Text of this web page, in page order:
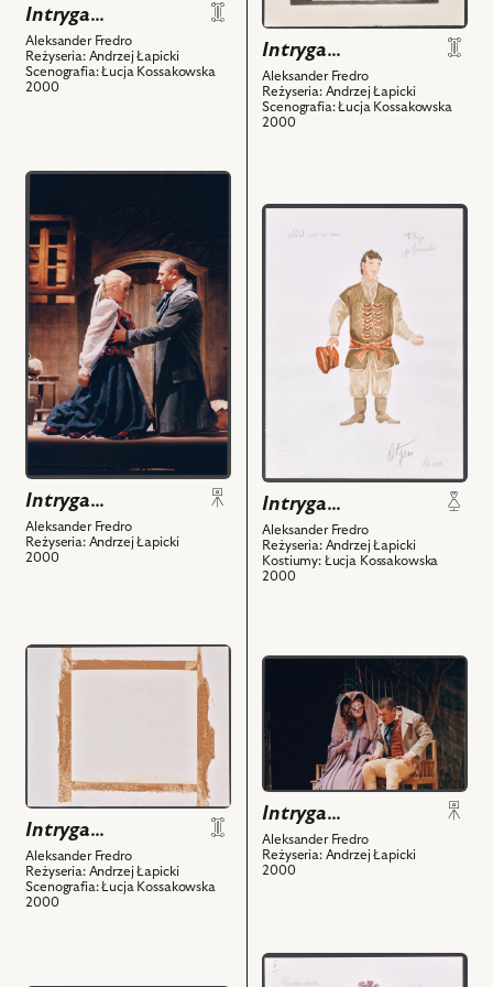
powiązanych
z
nim
obiektów
Intryga…
Aleksander Fredro
Reżyseria: Andrzej Łapicki
Scenografia: Łucja Kossakowska
2000
scenografia
i
powiązanych
z
nim
Intryga…
Aleksander Fredro
Reżyseria: Andrzej Łapicki
Scenografia: Łucja Kossakowska
2000
przejdź
obiektu
Intryga…,
Na
zdjęciu:
Izabella
Bukowska
-
Marysia,
Piotr
Bąk
-
Edward
i
powiązanych
Intryga…
Aleksander Fredro
Reżyseria: Andrzej Łapicki
2000
przejdź
powiązanych
nim
obiektów
Intryga…
Aleksander Fredro
Reżyseria: Andrzej Łapicki
Kostiumy: Łucja Kossakowska
2000
przejdź
obiektu
Intryga…,
Projekt:
scenografia
i
powiązanych
z
nim
obiektów
Intryga…
Aleksander Fredro
Reżyseria: Andrzej Łapicki
Scenografia: Łucja Kossakowska
2000
przejdź
obiektu
Intryga…,
Na
zdjęciu:
Zuzanna
Lipiec
-
-
Alfred
Intryga…
Aleksander Fredro
Reżyseria: Andrzej Łapicki
2000
przejdź